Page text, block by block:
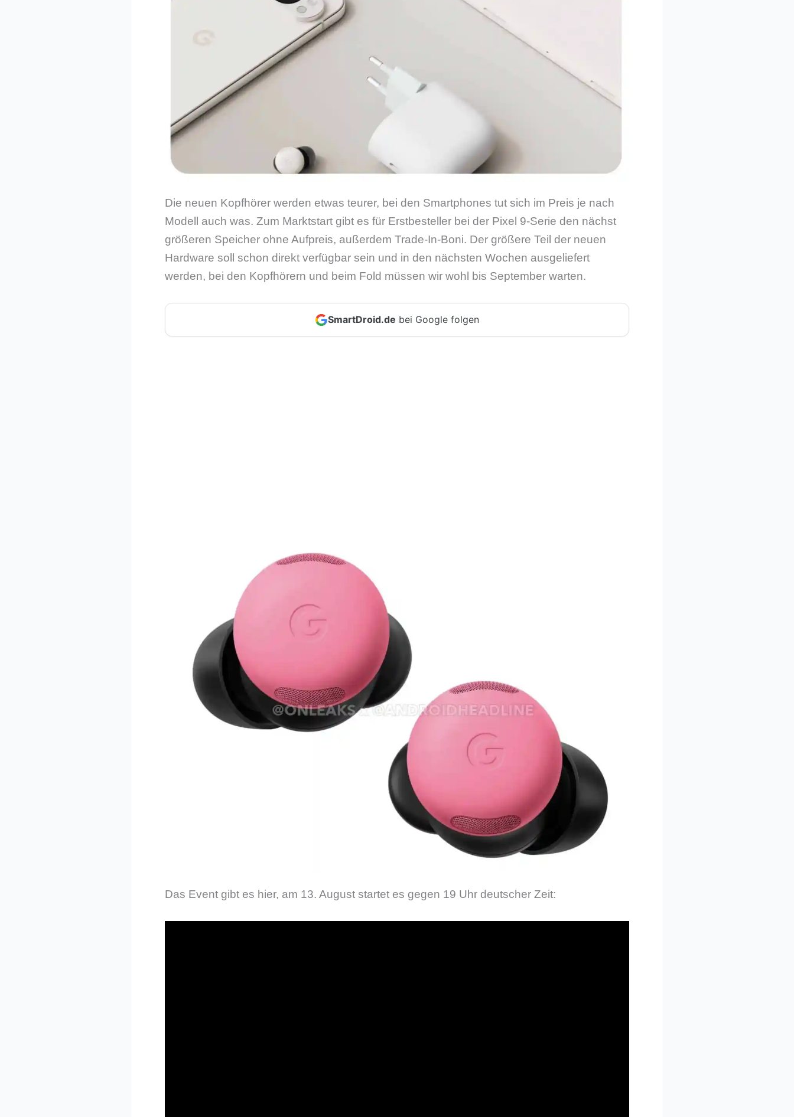
Die neuen Kopfhörer werden etwas teurer, bei den Smartphones tut sich im Preis je nach
Modell auch was. Zum Marktstart gibt es für Erstbesteller bei der Pixel 9-Serie den nächst
größeren Speicher ohne Aufpreis, außerdem Trade-In-Boni. Der größere Teil der neuen
Hardware soll schon direkt verfügbar sein und in den nächsten Wochen ausgeliefert
werden, bei den Kopfhörern und beim Fold müssen wir wohl bis September warten.
SmartDroid.de bei Google folgen
Das Event gibt es hier, am 13. August startet es gegen 19 Uhr deutscher Zeit: